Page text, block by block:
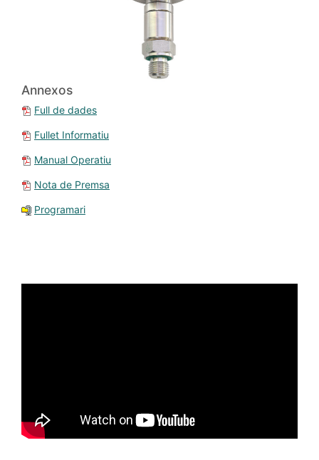
Annexos
Full de dades
Fullet Informatiu
Manual Operatiu
Nota de Premsa
Programari